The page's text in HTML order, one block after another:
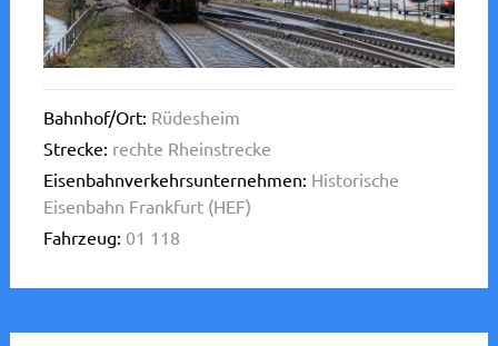
Bahnhof/Ort: Rüdesheim
Strecke: rechte Rheinstrecke
Eisenbahnverkehrsunternehmen: Historische
Eisenbahn Frankfurt (HEF)
Fahrzeug: 01 118